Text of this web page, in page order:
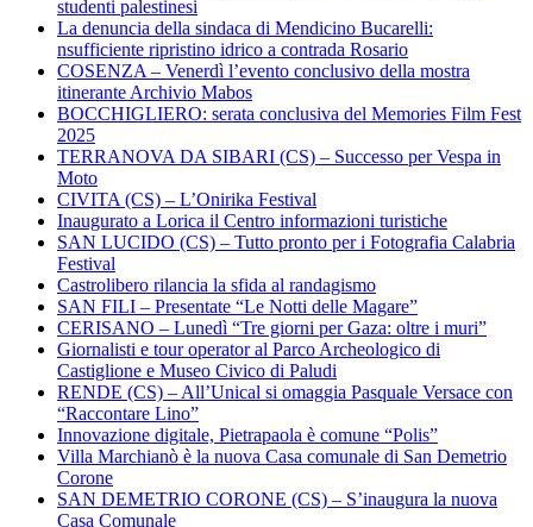
studenti palestinesi
La denuncia della sindaca di Mendicino Bucarelli:
nsufficiente ripristino idrico a contrada Rosario
COSENZA – Venerdì l’evento conclusivo della mostra
itinerante Archivio Mabos
BOCCHIGLIERO: serata conclusiva del Memories Film Fest
2025
TERRANOVA DA SIBARI (CS) – Successo per Vespa in
Moto
CIVITA (CS) – L’Onirika Festival
Inaugurato a Lorica il Centro informazioni turistiche
SAN LUCIDO (CS) – Tutto pronto per i Fotografia Calabria
Festival
Castrolibero rilancia la sfida al randagismo
SAN FILI – Presentate “Le Notti delle Magare”
CERISANO – Lunedì “Tre giorni per Gaza: oltre i muri”
Giornalisti e tour operator al Parco Archeologico di
Castiglione e Museo Civico di Paludi
RENDE (CS) – All’Unical si omaggia Pasquale Versace con
“Raccontare Lino”
Innovazione digitale, Pietrapaola è comune “Polis”
Villa Marchianò è la nuova Casa comunale di San Demetrio
Corone
SAN DEMETRIO CORONE (CS) – S’inaugura la nuova
Casa Comunale